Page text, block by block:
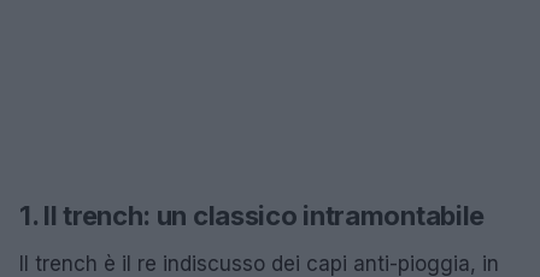
1. Il trench: un classico intramontabile
Il trench è il re indiscusso dei capi anti-pioggia, in